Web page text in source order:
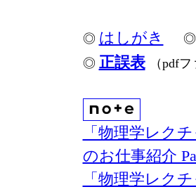
◎ はしがき
◎ 正誤表 （pdf
「物理学レク
のお仕事紹介
「物理学レク